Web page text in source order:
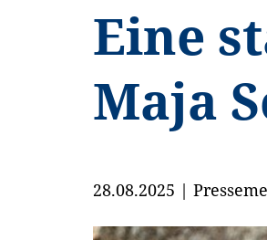
Eine
Maja
28.08.2025 |